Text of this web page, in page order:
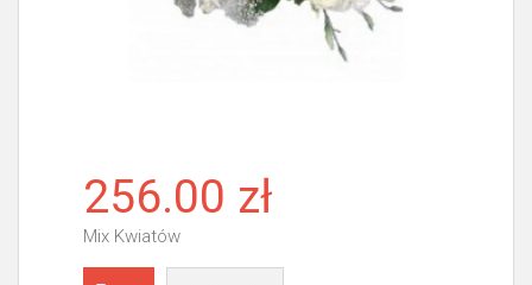
256.00 zł
Mix Kwiatów